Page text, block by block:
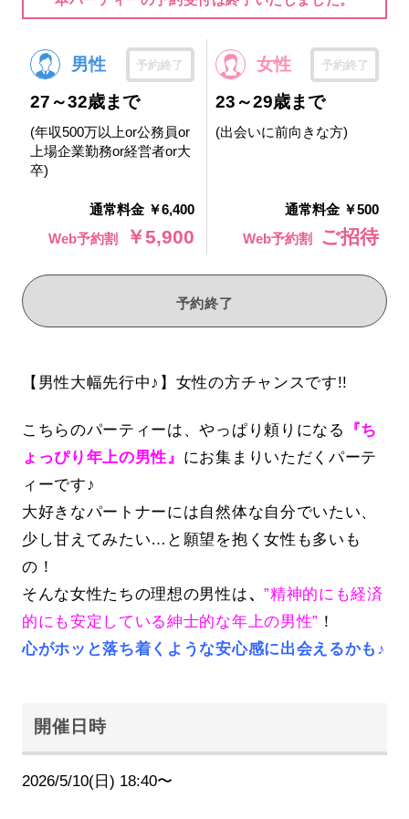
男性 予約終了
27～32歳まで
(年収500万以上or公務員or
上場企業勤務or経営者or大
卒)
通常料金 ￥6,400
Web予約割
￥5,900
女性 予約終了
23～29歳まで
(出会いに前向きな方)
通常料金 ￥500
Web予約割
ご招待
予約終了
【男性大幅先行中♪】女性の方チャンスです!!
こちらのパーティーは、やっぱり頼りになる
『ち
ょっぴり年上の男性』 にお集まりいただくパーテ
ィーです♪
大好きなパートナーには自然体な自分でいたい、
少し甘えてみたい…と願望を抱く女性も多いも
の！
そんな女性たちの理想の男性は、”精神的にも経済
的にも安定している紳士的な年上の男性” ！
心がホッと落ち着くような安心感に出会えるかも♪
開催日時
2026/5/10(日) 18:40〜